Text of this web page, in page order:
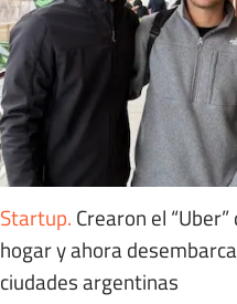
Startup. Crearon el
hogar y ahora
ciudades argentinas